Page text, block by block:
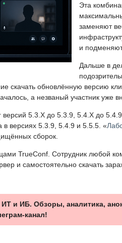
Эта
заменяют
и
Дальше в
скачать обновлённую версию
а незваный участник уже
5.3.X до 5.3.9, 5.4.X до
в версиях 5.3.9, 5.4.9 и 5.5.5. «
сборок.
TrueConf. Сотрудник любой
и самостоятельно скачать
и ИБ. Обзоры, аналитика,
канал!